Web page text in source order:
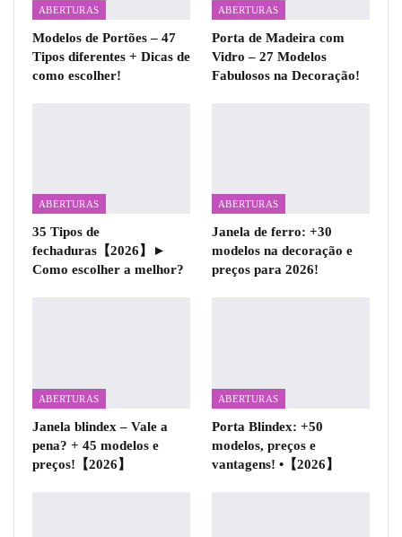
ABERTURAS
Modelos de Portões – 47
Tipos diferentes + Dicas de
como escolher!
ABERTURAS
Porta de Madeira com
Vidro – 27 Modelos
Fabulosos na Decoração!
ABERTURAS
35 Tipos de
fechaduras【2026】►
Como escolher a melhor?
ABERTURAS
Janela de ferro: +30
modelos na decoração e
preços para 2026!
ABERTURAS
Janela blindex – Vale a
pena? + 45 modelos e
preços!【2026】
ABERTURAS
Porta Blindex: +50
modelos, preços e
vantagens! •【2026】